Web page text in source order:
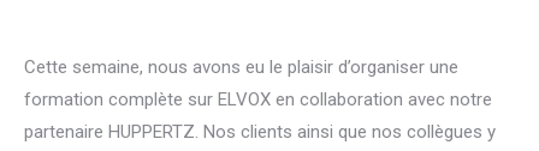
Cette semaine, nous avons eu le plaisir d’organiser une
formation complète sur ELVOX en collaboration avec notre
partenaire HUPPERTZ. Nos clients ainsi que nos collègues y